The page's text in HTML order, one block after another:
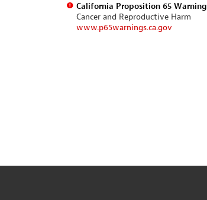
California Proposition 65 Warning
Cancer and Reproductive Harm
www.p65warnings.ca.gov